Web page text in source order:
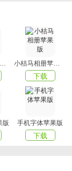
态，从而为你的
的明星。
让应用为你完成
片中的角色;
、个性、悲伤，
英文翻译器苹果版 小桔马相册苹果版
下载
版 手机字体苹果版
下载